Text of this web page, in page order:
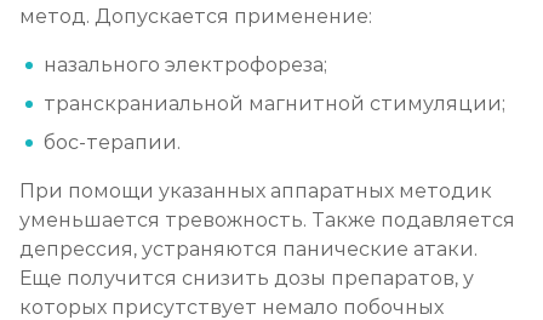
метод. Допускается применение:
назального электрофореза;
транскраниальной магнитной стимуляции;
бос-терапии.
При помощи указанных аппаратных методик
уменьшается тревожность. Также подавляется
депрессия, устраняются панические атаки.
Еще получится снизить дозы препаратов, у
которых присутствует немало побочных